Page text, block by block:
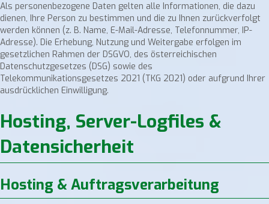
Als personenbezogene Daten gelten alle Informationen, die dazu
dienen, Ihre Person zu bestimmen und die zu Ihnen zurückverfolgt
werden können (z. B. Name, E-Mail-Adresse, Telefonnummer, IP-
Adresse). Die Erhebung, Nutzung und Weitergabe erfolgen im
gesetzlichen Rahmen der DSGVO, des österreichischen
Datenschutzgesetzes (DSG) sowie des
Telekommunikationsgesetzes 2021 (TKG 2021) oder aufgrund Ihrer
ausdrücklichen Einwilligung.
Hosting, Server-Logfiles &
Datensicherheit
Hosting & Auftragsverarbeitung